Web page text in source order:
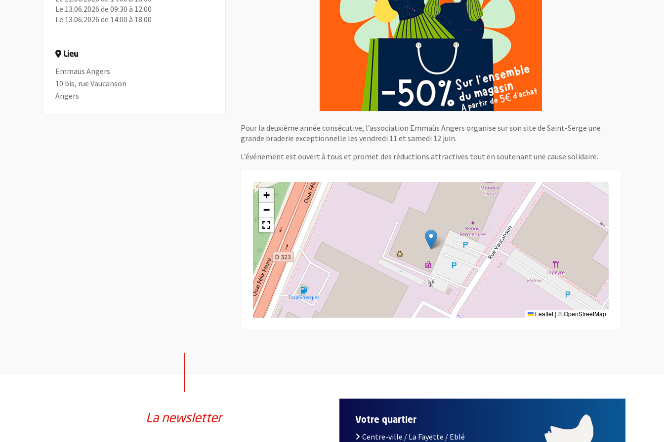
Pour la deuxième année consécutive, l’association Emmaüs Angers organise sur son site de Saint-Serge une
grande braderie exceptionnelle les vendredi 11 et samedi 12 juin.
L’événement est ouvert à tous et promet des réductions attractives tout en soutenant une cause solidaire.
+
−
Leaflet | ©OpenStreetMap
Le 13.06.2026 de 09:30 à 12:00
Le 13.06.2026 de 14:00 à 18:00
Lieu
Emmaüs Angers
10 bis, rue Vaucanson
Angers
La newsletter Votre quartier
Centre-ville / La Fayette / Eblé